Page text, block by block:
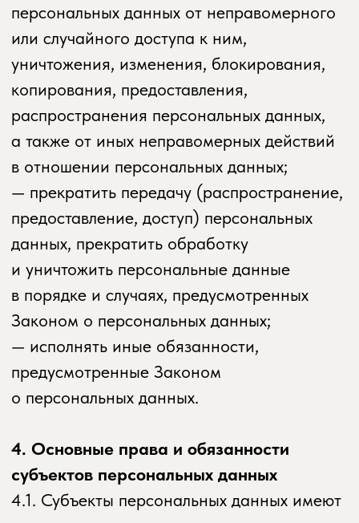
5.2. Обработка персональных данных
ограничивается достижением конкретных,
заранее определенных и законных целей.
Не допускается обработка персональных
данных, несовместимая с целями сбора
персональных данных.
5.3. Не допускается объединение баз
данных, содержащих персональные
данные, обработка которых
осуществляется в целях, несовместимых
между собой.
5.4. Обработке подлежат только
персональные данные, которые отвечают
целям их обработки.
5.5. Содержание и объем
обрабатываемых персональных данных
соответствуют заявленным целям
обработки. Не допускается избыточность
обрабатываемых персональных данных
по отношению к заявленным целям
их обработки.
5.6. При обработке персональных данных
данных, их достаточность, а в необходимых
случаях и актуальность по отношению
к целям обработки персональных данных.
Оператор принимает необходимые меры
и/или обеспечивает их принятие